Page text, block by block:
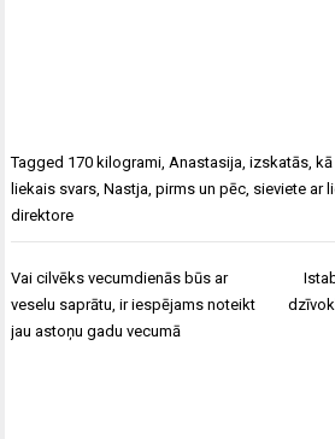
Tagged 170 kilogrami Anastasija ,izskatās
liekais svars ,Nastja ,pirms un pēc sieviete ar
direktore
Ziņu
izvēlne
Vai cilvēks vecumdienās būs ar
veselu saprātu, ir iespējams noteikt
jau astoņu gadu vecumā